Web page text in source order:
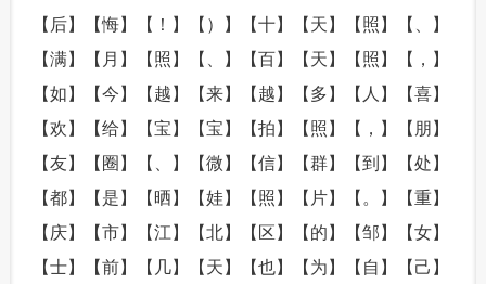
【后】【悔】【！】【）】【十】【天】【照】【、】
【满】【月】【照】【、】【百】【天】【照】【，】
【如】【今】【越】【来】【越】【多】【人】【喜】
【欢】【给】【宝】【宝】【拍】【照】【，】【朋】
【友】【圈】【、】【微】【信】【群】【到】【处】
【都】【是】【晒】【娃】【照】【片】【。】【重】
【庆】【市】【江】【北】【区】【的】【邹】【女】
【士】【前】【几】【天】【也】【为】【自】【己】